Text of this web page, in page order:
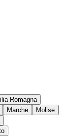
Romagna
Marche
Molise